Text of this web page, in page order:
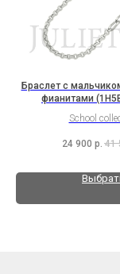
Браслет с
фианитами
School
24 900 р. 41